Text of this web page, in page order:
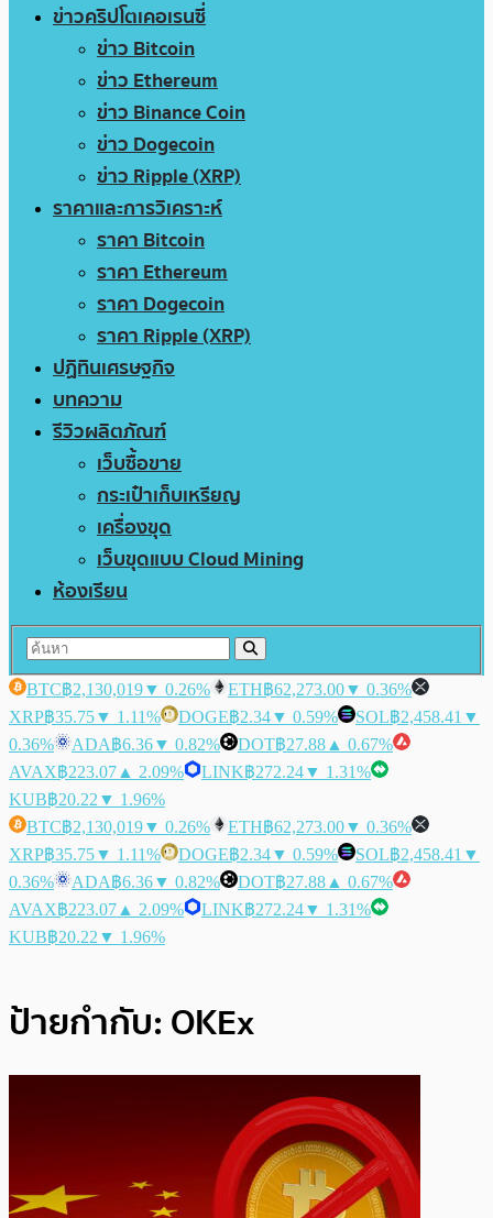
ข่าวคริปโตเคอเรนซี่
ข่าว Bitcoin
ข่าว Ethereum
ข่าว Binance Coin
ข่าว Dogecoin
ข่าว Ripple (XRP)
ราคาและการวิเคราะห์
ราคา Bitcoin
ราคา Ethereum
ราคา Dogecoin
ราคา Ripple (XRP)
ปฏิทินเศรษฐกิจ
บทความ
รีวิวผลิตภัณฑ์
เว็บซื้อขาย
กระเป๋าเก็บเหรียญ
เครื่องขุด
เว็บขุดแบบ Cloud Mining
ห้องเรียน
BTC฿2,130,019▼ 0.26% ETH฿62,273.00▼ 0.36%
XRP฿35.75▼ 1.11% DOGE฿2.34▼ 0.59% SOL฿2,458.41 ▼
0.36%
ADA฿6.36▼ 0.82% DOT฿27.88 ▲ 0.67%
AVAX฿223.07 ▲ 2.09% LINK฿272.24▼ 1.31%
KUB฿20.22 ▼ 1.96%
BTC฿2,130,019▼ 0.26% ETH฿62,273.00▼ 0.36%
XRP฿35.75▼ 1.11% DOGE฿2.34▼ 0.59% SOL฿2,458.41 ▼
0.36%
ADA฿6.36▼ 0.82% DOT฿27.88 ▲ 0.67%
AVAX฿223.07 ▲ 2.09% LINK฿272.24▼ 1.31%
KUB฿20.22 ▼ 1.96%
ป้ายกำกับ: OKEx